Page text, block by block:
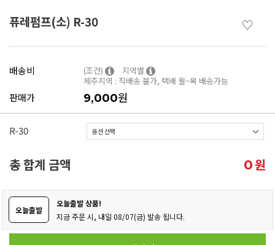
퓨레펌프(소) R-30 ♡
배송비 (조건)
지역별
제주지역 : 직배송 불가, 택배 월~목 배송가능
판매가 9,000원
R-30
총 합계 금액 0원
오늘출발
오늘출발 상품!
지금 주문 시, 내일 08/07(금) 발송 됩니다.